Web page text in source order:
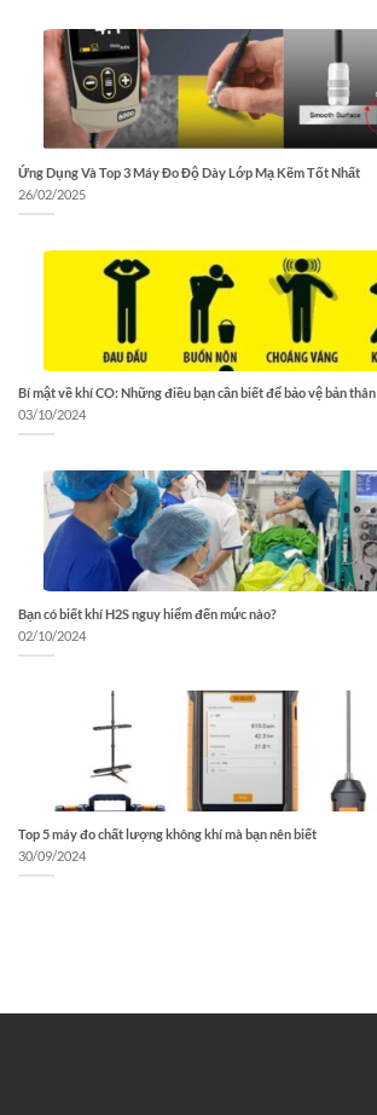
Ứng Dụng Và Top 3 Máy Đo Độ Dày Lớp Mạ Kẽm Tốt Nhất
26/02/2025
Bí mật về khí CO: Những điều bạn cần biết để bảo vệ bản thân
03/10/2024
Bạn có biết khí H2S nguy hiểm đến mức nào?
02/10/2024
Top 5 máy đo chất lượng không khí mà bạn nên biết
30/09/2024